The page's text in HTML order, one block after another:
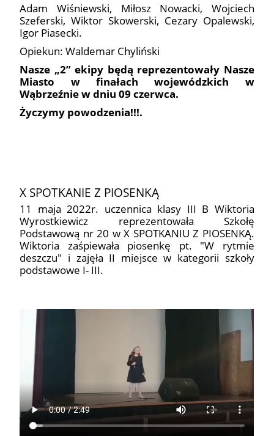
Adam Wiśniewski, Miłosz Nowacki, Wojciech
Szeferski, Wiktor Skowerski, Cezary Opalewski,
Igor Piasecki.
Opiekun: Waldemar Chyliński
Nasze „2” ekipy będą reprezentowały Nasze
Miasto w finałach wojewódzkich w
Wąbrzeźnie w dniu 09 czerwca.
Życzymy powodzenia!!!.
X SPOTKANIE Z PIOSENKĄ
11 maja 2022r. uczennica klasy III B Wiktoria
Wyrostkiewicz reprezentowała Szkołę
Podstawową nr 20 w X SPOTKANIU Z PIOSENKĄ.
Wiktoria zaśpiewała piosenkę pt. "W rytmie
deszczu" i zajęła II miejsce w kategorii szkoły
podstawowe I- III.